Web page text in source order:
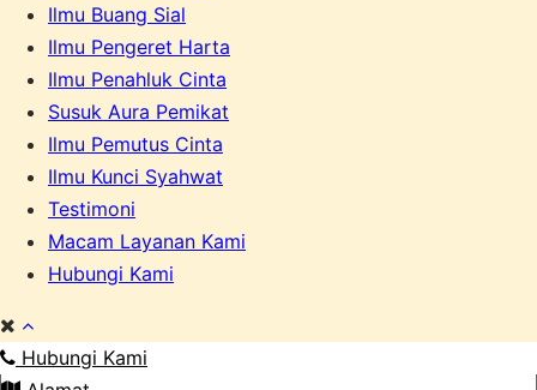
Ilmu Buang Sial
Ilmu Pengeret Harta
Ilmu Penahluk Cinta
Susuk Aura Pemikat
Ilmu Pemutus Cinta
Ilmu Kunci Syahwat
Testimoni
Macam Layanan Kami
Hubungi Kami
Hubungi Kami